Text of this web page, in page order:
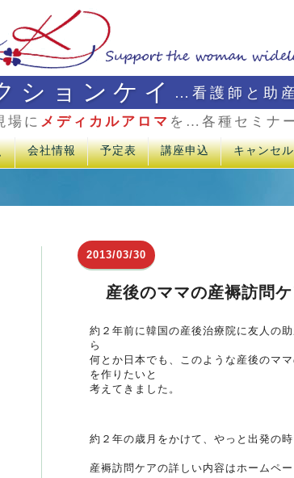
ションケイ …看護師と助
場に メディカルアロマ を…各種セミナ
会社情報 予定表 講座申込 キャンセル
2013/03/30
産後のママの産褥訪問
約２年前に韓国の産後治療院に友人の
ら
何とか日本でも、このような産後のマ
を作りたいと
考えてきました。
約２年の歳月をかけて、やっと出発の時
産褥訪問ケアの詳しい内容はホームペ